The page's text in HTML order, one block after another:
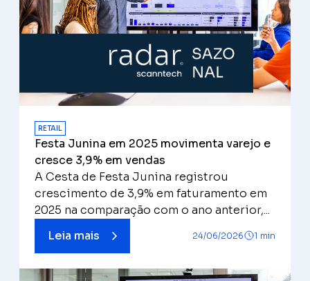
RETAIL
Festa Junina em 2025 movimenta varejo e
cresce 3,9% em vendas
A Cesta de Festa Junina registrou
crescimento de 3,9% em faturamento em
2025 na comparação com o ano anterior,...
Leia mais
24/06/2026 1 min